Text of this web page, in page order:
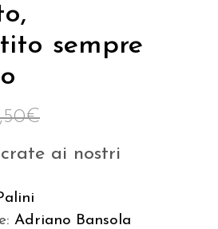
sempre
€
ai nostri
Adriano Bansola